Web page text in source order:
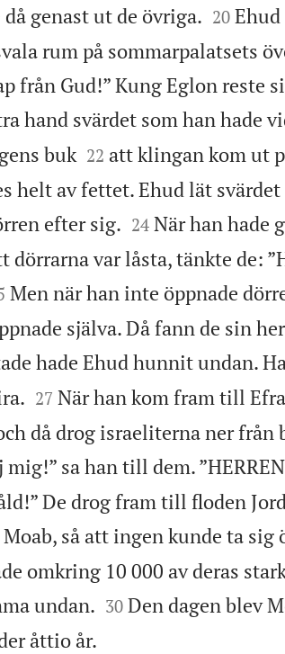
genast ut de övriga.
20
rum på sommarpalatsets
från Gud!” Kung Eglon reste
hand svärdet som han hade
buk
22 att klingan kom ut
helt av fettet. Ehud lät
efter sig.
24 När han hade
var låsta, tänkte de:
Men när han inte öppnade
själva. Då fann de sin
hade Ehud hunnit undan.

27 När han kom fram till
då drog israeliterna ner från
mig!” sa han till dem.
De drog fram till floden
så att ingen kunde ta sig
omkring 10 000 av deras
undan.
30 Den dagen blev
åttio år.